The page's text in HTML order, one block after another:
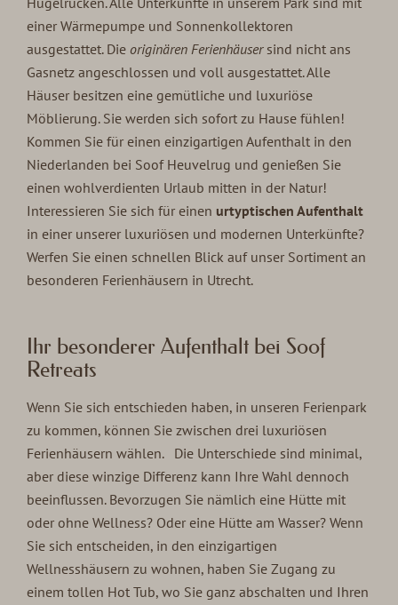
einer Wärmepumpe und Sonnenkollektoren
ausgestattet. Dieoriginären Ferienhäusersind nicht ans
Gasnetz angeschlossen und voll ausgestattet. Alle
Häuser besitzen eine gemütliche und luxuriöse
Möblierung. Sie werden sich sofort zu Hause fühlen!
Kommen Sie für einen einzigartigen Aufenthalt in den
Niederlanden bei Soof Heuvelrug und genießen Sie
einen wohlverdienten Urlaub mitten in der Natur!
Interessieren Sie sich für einen urtyptischen Aufenthalt
in einer unserer luxuriösen und modernen Unterkünfte?
Werfen Sie einen schnellen Blick auf unser Sortiment an
besonderen Ferienhäusern in Utrecht.
Ihr besonderer Aufenthalt bei Soof
Retreats
Wenn Sie sich entschieden haben, in unseren Ferienpark
zu kommen, können Sie zwischen drei luxuriösen
Ferienhäusern wählen. Die Unterschiede sind minimal,
aber diese winzige Differenz kann Ihre Wahl dennoch
beeinflussen. Bevorzugen Sie nämlich eine Hütte mit
oder ohne Wellness? Oder eine Hütte am Wasser? Wenn
Sie sich entscheiden, in den einzigartigen
Wellnesshäusern zu wohnen, haben Sie Zugang zu
einem tollen Hot Tub, wo Sie ganz abschalten und Ihren